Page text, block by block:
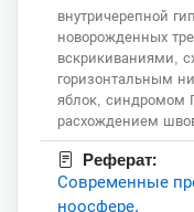
внутричерепной
новорожденных
вскрикиваниями,
горизонтальным
яблок, синдромом
расхождением
Реферат:
Современные
ноосфере.